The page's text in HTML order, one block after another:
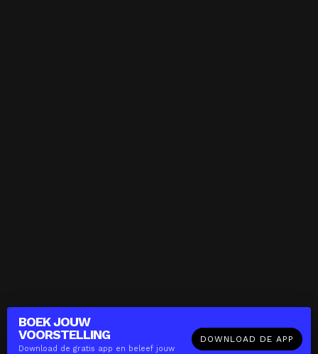
BOEK JOUW
VOORSTELLING
Download de gratis app en beleef jouw
DOWNLOAD DE APP